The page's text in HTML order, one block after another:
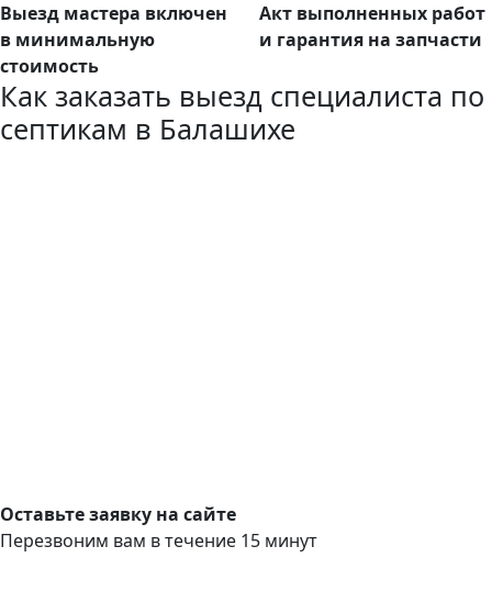
Выезд мастера включен
в минимальную
стоимость
Акт выполненных работ
и гарантия на запчасти
Как заказать выезд специалиста по
септикам в Балашихе
Оставьте заявку на сайте
Перезвоним вам в течение 15 минут